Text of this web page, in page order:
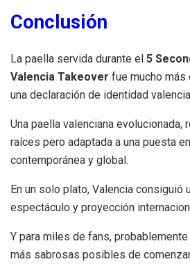
Conclusión
La paella servida durante el 5
Valencia Takeover fue mucho más
una declaración de identidad
Una paella valenciana evolucionada,
raíces pero adaptada a una puesta
contemporánea y global.
En un solo plato, Valencia consiguió
espectáculo y proyección
Y para miles de fans,
más sabrosas posibles de